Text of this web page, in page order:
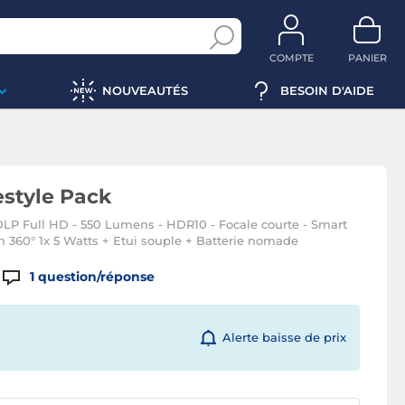
COMPTE PANIER
NOUVEAUTÉS BESOIN D'AIDE
Pack
Full HD - 550 Lumens - HDR10 - Focale courte - Smart
360° 1x 5 Watts + Etui souple + Batterie nomade
1 question/réponse
Alerte baisse de prix